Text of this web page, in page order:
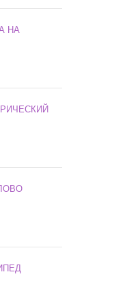
НА